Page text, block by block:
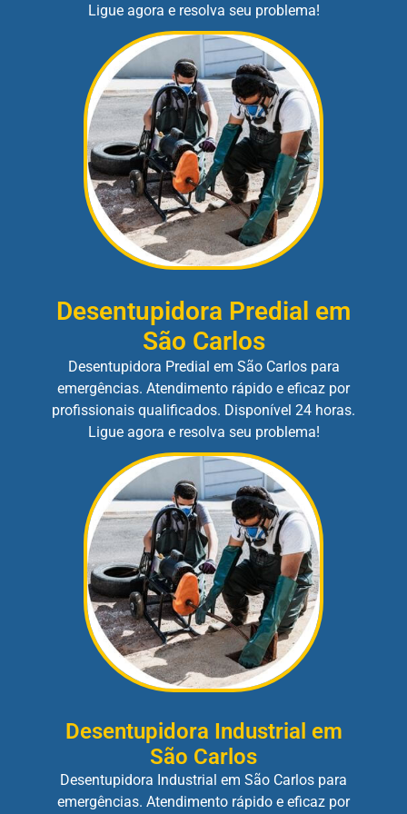
Ligue agora e resolva seu problema!
Desentupidora Predial em
São Carlos
Desentupidora Predial em São Carlos para
emergências. Atendimento rápido e eficaz por
profissionais qualificados. Disponível 24 horas.
Ligue agora e resolva seu problema!
Desentupidora Industrial em
São Carlos
Desentupidora Industrial em São Carlos para
emergências. Atendimento rápido e eficaz por